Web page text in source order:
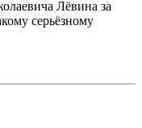
Лёвина за
серьёзному